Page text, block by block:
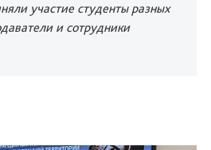
участие студенты разных
и сотрудники